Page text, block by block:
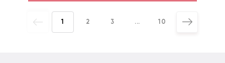
1 2 3 ... 10